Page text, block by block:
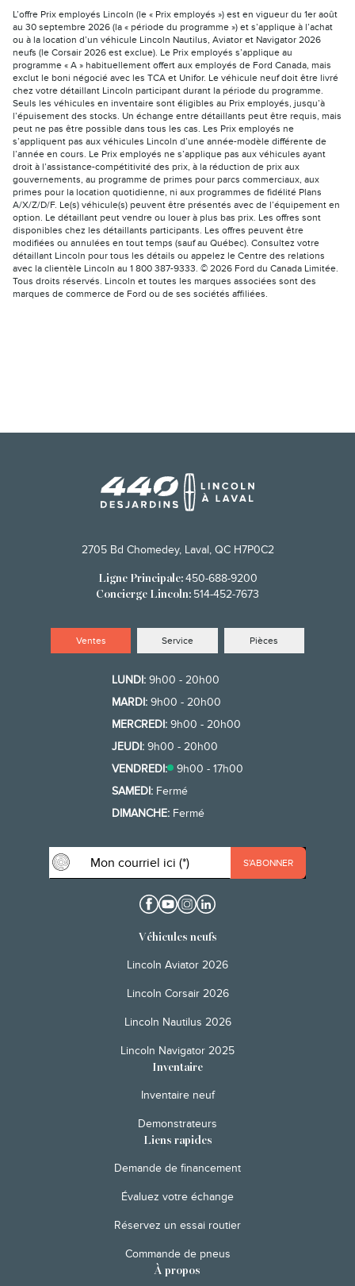
L’offre Prix employés Lincoln (le « Prix employés ») est en vigueur du 1er août
au 30 septembre 2026 (la « période du programme ») et s’applique à l’achat
ou à la location d’un véhicule Lincoln Nautilus, Aviator et Navigator 2026
neufs (le Corsair 2026 est exclue). Le Prix employés s’applique au
programme « A » habituellement offert aux employés de Ford Canada, mais
exclut le boni négocié avec les TCA et Unifor. Le véhicule neuf doit être livré
chez votre détaillant Lincoln participant durant la période du programme.
Seuls les véhicules en inventaire sont éligibles au Prix employés, jusqu’à
l’épuisement des stocks. Un échange entre détaillants peut être requis, mais
peut ne pas être possible dans tous les cas. Les Prix employés ne
s’appliquent pas aux véhicules Lincoln d’une année-modèle différente de
l’année en cours. Le Prix employés ne s’applique pas aux véhicules ayant
droit à l’assistance-compétitivité des prix, à la réduction de prix aux
gouvernements, au programme de primes pour parcs commerciaux, aux
primes pour la location quotidienne, ni aux programmes de fidélité Plans
A/X/Z/D/F. Le(s) véhicule(s) peuvent être présentés avec de l’équipement en
option. Le détaillant peut vendre ou louer à plus bas prix. Les offres sont
disponibles chez les détaillants participants. Les offres peuvent être
modifiées ou annulées en tout temps (sauf au Québec). Consultez votre
détaillant Lincoln pour tous les détails ou appelez le Centre des relations
avec la clientèle Lincoln au 1 800 387-9333. © 2026 Ford du Canada Limitée.
Tous droits réservés. Lincoln et toutes les marques associées sont des
marques de commerce de Ford ou de ses sociétés affiliées.
2705 Bd Chomedey, Laval, QC H7P0C2
Ligne Principale: 450-688-9200
Concierge Lincoln: 514-452-7673
Ventes Service Pièces
LUNDI: 9h00 - 20h00
MARDI: 9h00 - 20h00
MERCREDI: 9h00 - 20h00
JEUDI: 9h00 - 20h00
VENDREDI:
9h00 - 17h00
SAMEDI: Fermé
DIMANCHE: Fermé
Véhicules neufs
Lincoln Aviator 2026
Lincoln Corsair 2026
Lincoln Nautilus 2026
Lincoln Navigator 2025
Inventaire
Inventaire neuf
Demonstrateurs
Liens rapides
Demande de financement
Évaluez votre échange
Réservez un essai routier
Commande de pneus
À propos